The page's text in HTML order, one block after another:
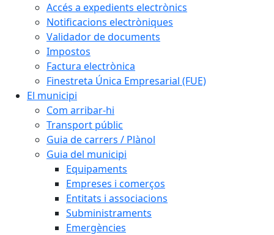
Accés a expedients electrònics
Notificacions electròniques
Validador de documents
Impostos
Factura electrònica
Finestreta Única Empresarial (FUE)
El municipi
Com arribar-hi
Transport públic
Guia de carrers / Plànol
Guia del municipi
Equipaments
Empreses i comerços
Entitats i associacions
Subministraments
Emergències